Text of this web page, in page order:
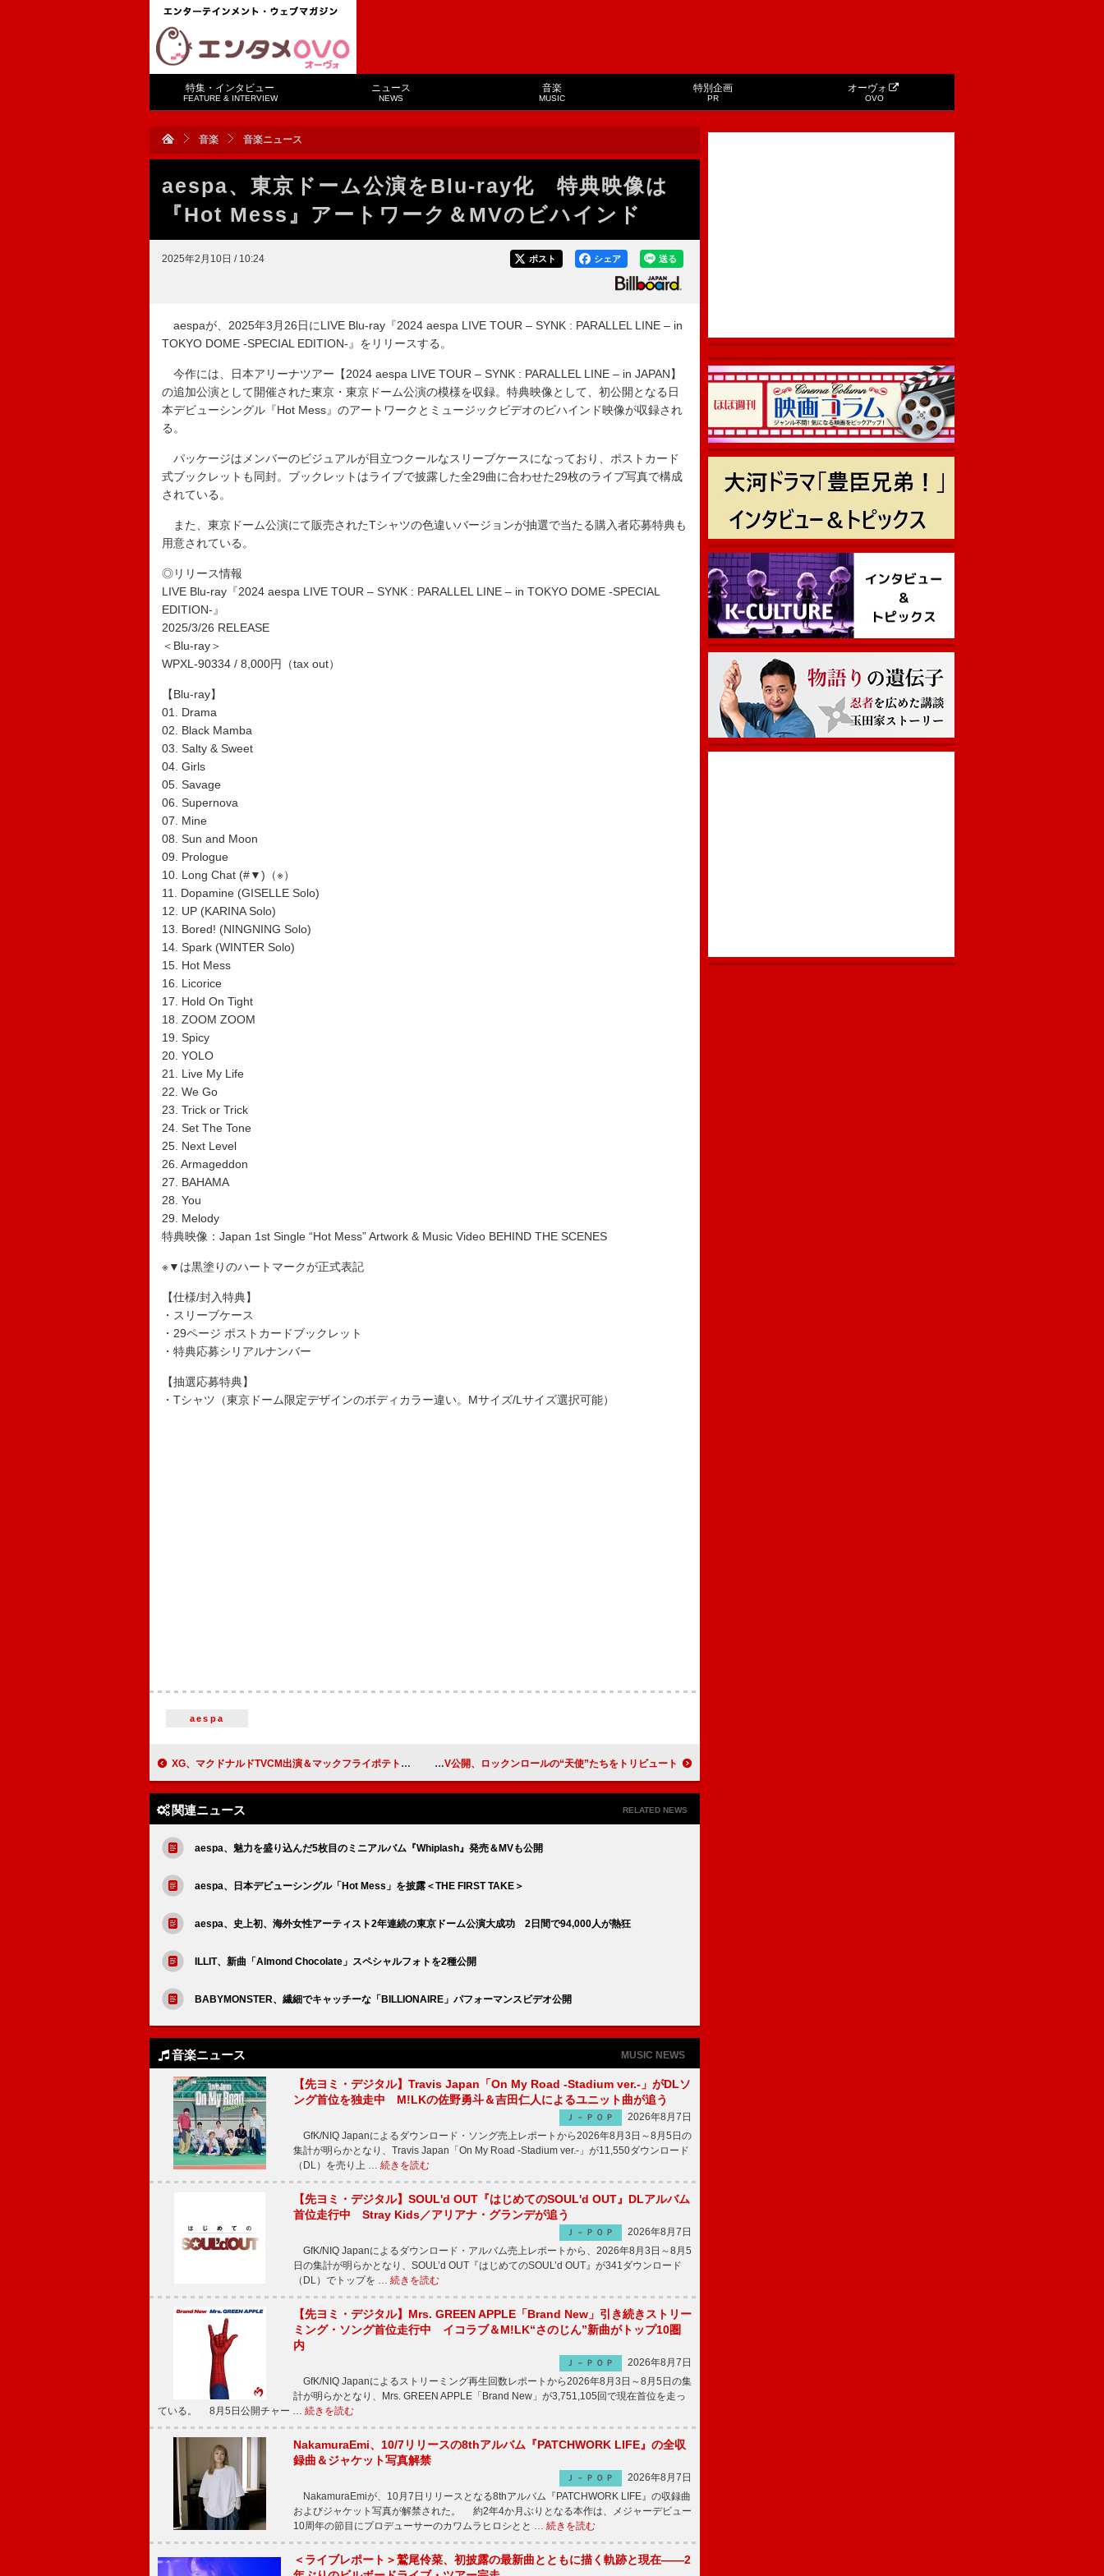
特集・インタビュー
FEATURE & INTERVIEW
ニュース
NEWS
音楽
MUSIC
特別企画
PR
オーヴォ
OVO
音楽 音楽ニュース
aespa、東京ドーム公演をBlu-ray化 特典映像は
『Hot Mess』アートワーク＆MVのビハインド
2025年2月10日 / 10:24 送る
シェア
ポスト
aespaが、2025年3月26日にLIVE Blu-ray『2024 aespa LIVE TOUR – SYNK : PARALLEL LINE – in
TOKYO DOME -SPECIAL EDITION-』をリリースする。
今作には、日本アリーナツアー【2024 aespa LIVE TOUR – SYNK : PARALLEL LINE – in JAPAN】
の追加公演として開催された東京・東京ドーム公演の模様を収録。特典映像として、初公開となる日
本デビューシングル『Hot Mess』のアートワークとミュージックビデオのビハインド映像が収録され
る。
パッケージはメンバーのビジュアルが目立つクールなスリーブケースになっており、ポストカード
式ブックレットも同封。ブックレットはライブで披露した全29曲に合わせた29枚のライブ写真で構成
されている。
また、東京ドーム公演にて販売されたTシャツの色違いバージョンが抽選で当たる購入者応募特典も
用意されている。
◎リリース情報
LIVE Blu-ray『2024 aespa LIVE TOUR – SYNK : PARALLEL LINE – in TOKYO DOME -SPECIAL
EDITION-』
2025/3/26 RELEASE
＜Blu-ray＞
WPXL-90334 / 8,000円（tax out）
【Blu-ray】
01. Drama
02. Black Mamba
03. Salty & Sweet
04. Girls
05. Savage
06. Supernova
07. Mine
08. Sun and Moon
09. Prologue
10. Long Chat (#▼)（※）
11. Dopamine (GISELLE Solo)
12. UP (KARINA Solo)
13. Bored! (NINGNING Solo)
14. Spark (WINTER Solo)
15. Hot Mess
16. Licorice
17. Hold On Tight
18. ZOOM ZOOM
19. Spicy
20. YOLO
21. Live My Life
22. We Go
23. Trick or Trick
24. Set The Tone
25. Next Level
26. Armageddon
27. BAHAMA
28. You
29. Melody
特典映像：Japan 1st Single “Hot Mess” Artwork & Music Video BEHIND THE SCENES
※▼は黒塗りのハートマークが正式表記
【仕様/封入特典】
・スリーブケース
・29ページ ポストカードブックレット
・特典応募シリアルナンバー
【抽選応募特典】
・Tシャツ（東京ドーム限定デザインのボディカラー違い。Mサイズ/Lサイズ選択可能）
aespa
XG、マクドナルドTVCM出演＆マックフライポテトを食べるライブ配信 エルトン・ジョン＆ブランディ・カーライル「天使はどこに」MV公開、ロックンロールの“天使”たちをトリビュート
関連ニュース RELATED NEWS
aespa、魅力を盛り込んだ5枚目のミニアルバム『Whiplash』発売＆MVも公開
aespa、日本デビューシングル「Hot Mess」を披露＜THE FIRST TAKE＞
aespa、史上初、海外女性アーティスト2年連続の東京ドーム公演大成功 2日間で94,000人が熱狂
ILLIT、新曲「Almond Chocolate」スペシャルフォトを2種公開
BABYMONSTER、繊細でキャッチーな「BILLIONAIRE」パフォーマンスビデオ公開
音楽ニュース MUSIC NEWS
【先ヨミ・デジタル】Travis Japan「On My Road -Stadium ver.-」がDLソ
ング首位を独走中 M!LKの佐野勇斗＆吉田仁人によるユニット曲が追う
Ｊ－ＰＯＰ
2026年8月7日
GfK/NIQ Japanによるダウンロード・ソング売上レポートから2026年8月3日～8月5日の
集計が明らかとなり、Travis Japan「On My Road -Stadium ver.-」が11,550ダウンロード
（DL）を売り上 … 続きを読む
【先ヨミ・デジタル】SOUL'd OUT『はじめてのSOUL'd OUT』DLアルバム
首位走行中 Stray Kids／アリアナ・グランデが追う
Ｊ－ＰＯＰ
2026年8月7日
GfK/NIQ Japanによるダウンロード・アルバム売上レポートから、2026年8月3日～8月5
日の集計が明らかとなり、SOUL’d OUT『はじめてのSOUL’d OUT』が341ダウンロード
（DL）でトップを … 続きを読む
【先ヨミ・デジタル】Mrs. GREEN APPLE「Brand New」引き続きストリー
ミング・ソング首位走行中 イコラブ＆M!LK“さのじん”新曲がトップ10圏
内
Ｊ－ＰＯＰ
2026年8月7日
GfK/NIQ Japanによるストリーミング再生回数レポートから2026年8月3日～8月5日の集
計が明らかとなり、Mrs. GREEN APPLE「Brand New」が3,751,105回で現在首位を走っ
ている。 8月5日公開チャー … 続きを読む
NakamuraEmi、10/7リリースの8thアルバム『PATCHWORK LIFE』の全収
録曲＆ジャケット写真解禁
Ｊ－ＰＯＰ
2026年8月7日
NakamuraEmiが、10月7日リリースとなる8thアルバム『PATCHWORK LIFE』の収録曲
およびジャケット写真が解禁された。 約2年4か月ぶりとなる本作は、メジャーデビュー
10周年の節目にプロデューサーのカワムラヒロシとと … 続きを読む
＜ライブレポート＞鷲尾伶菜、初披露の最新曲とともに描く軌跡と現在――2